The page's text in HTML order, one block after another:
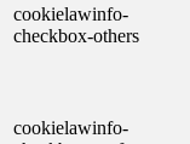
cookielawinfo-
checkbox-others
cookielawinfo-